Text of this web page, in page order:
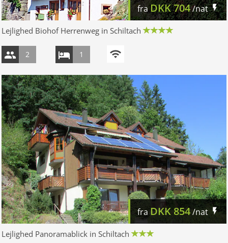
fraDKK704/nat
Lejlighed Biohof Herrenweg in Schiltach
2 1
fraDKK 854/nat
Lejlighed Panoramablick in Schiltach